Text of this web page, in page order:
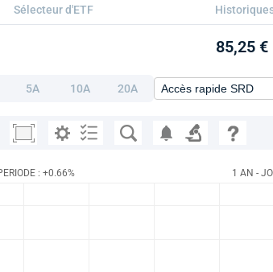
Sélecteur d'ETF
85,25 €
5A 10A 20A
: +0.66% 1 AN -